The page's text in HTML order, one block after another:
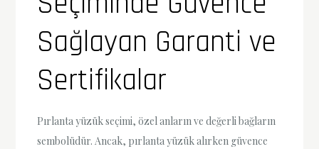
Sağlayan Garanti ve
Sertifikalar
Pırlanta yüzük seçimi, özel anların ve değerli bağların
sembolüdür. Ancak, pırlanta yüzük alırken güvence